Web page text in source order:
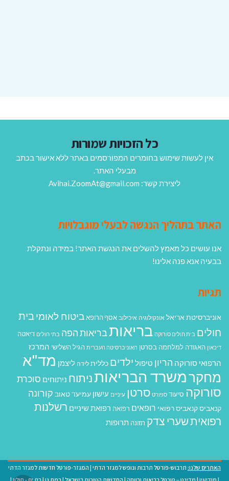
כל הזכויות שמורות
אין לעשות שימוש בחומרים המפורסמים באתר ללא אישור בכתב
מבעלי האתר.
ליצירת קשר: Avihai.ZoomAt@gmail.com
האתר בתהליך הנגשה לבעלי מוגבלויות
אנו עושים כל מאמץ להשלים את הנגשת האתר! במידה ונתקלת
בבעיה אנא פנה אלינו!
תגיות
אוניברסיטת אריאל אונקולוגיה איכילוב אסף הרופא ביטוח לאומיבית
חולים בית חולים סורוקה בריאותבריאות הפה בתי חולים דיאטה
דיכאון האגודה למלחמה בסרטן האוניברסיטה העברית הגיל השלישי המרכז
הרפואי סורוקה הריון טיפול ילדים כללית לידה ליצמן מד"א
מחקרמשרד הבריאותניתוח ניתוחים סוכרת
סורוקה סיעוד ספורט סרטן עיניים עישון עמיעד טאוב קורונה
קנאביסקנאביס רפואי רופאים רפואה רפואת שיניים רשלנות
רפואיתשערי צדק תזונה תרופות
האתרים שלנו: תרבוש-פורטל תרבות ונופש למגזר הדתי | המגזר-פורטל חדשות למגזר הדתי